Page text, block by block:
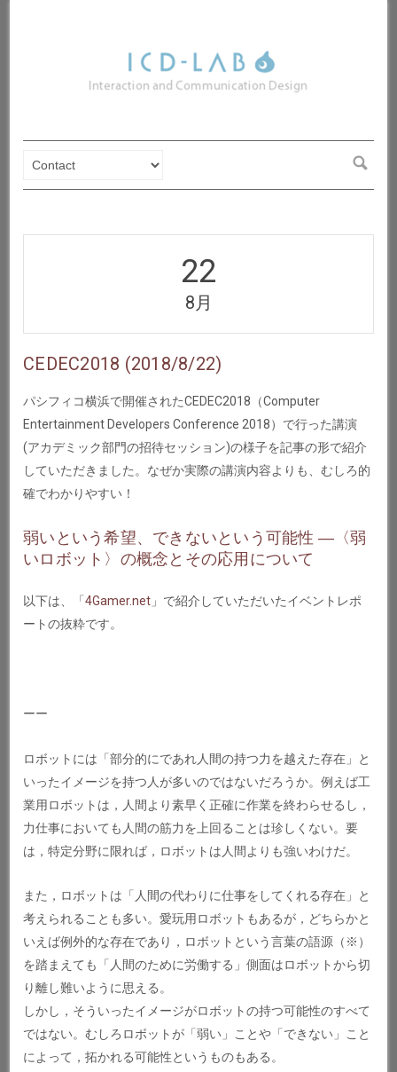
22
8月
CEDEC2018 (2018/8/22)
パシフィコ横浜で開催されたCEDEC2018（Computer
Entertainment Developers Conference 2018）で行った講演
(アカデミック部門の招待セッション)の様子を記事の形で紹介
していただきました。なぜか実際の講演内容よりも、むしろ的
確でわかりやすい！
弱いという希望、できないという可能性 ―〈弱
いロボット〉の概念とその応用について
以下は、「4Gamer.net 」で紹介していただいたイベントレポ
ートの抜粋です。
ーー
ロボットには「部分的にであれ人間の持つ力を越えた存在」と
いったイメージを持つ人が多いのではないだろうか。例えば工
業用ロボットは，人間より素早く正確に作業を終わらせるし，
力仕事においても人間の筋力を上回ることは珍しくない。要
は，特定分野に限れば，ロボットは人間よりも強いわけだ。
また，ロボットは「人間の代わりに仕事をしてくれる存在」と
考えられることも多い。愛玩用ロボットもあるが，どちらかと
いえば例外的な存在であり，ロボットという言葉の語源（※）
を踏まえても「人間のために労働する」側面はロボットから切
り離し難いように思える。
しかし，そういったイメージがロボットの持つ可能性のすべて
ではない。むしろロボットが「弱い」ことや「できない」こと
によって，拓かれる可能性というものもある。